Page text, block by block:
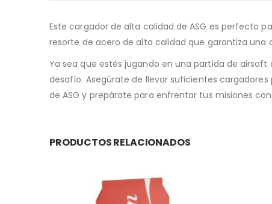
Este cargador de alta calidad de ASG es perfecto
resorte de acero de alta calidad que garantiza
Ya sea que estés jugando en una partida de
desafío. Asegúrate de llevar suficientes
de ASG y prepárate para enfrentar tus misiones
PRODUCTOS RELACIONADOS